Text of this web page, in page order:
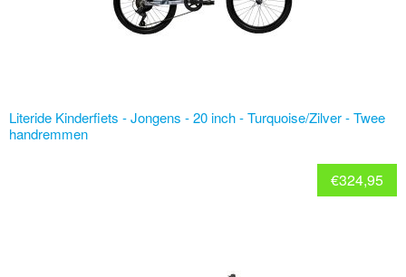
Literide Kinderfiets - Jongens - 20 inch - Turquoise/Zilver - Twee
handremmen
€324,95